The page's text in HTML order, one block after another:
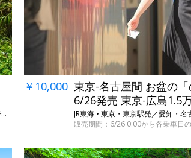
宮崎市観光サイト • 宮崎・宮崎市内の対象宿泊施設と対象の移動手段 ※詳細はリンク先で要確認
￥10,000 東京-名古屋間 お盆の「
6/26発売 東京-広島1.5
JR東海 • 東京・東京駅発／愛知・
販売期間：6/26 0:00から各乗車日